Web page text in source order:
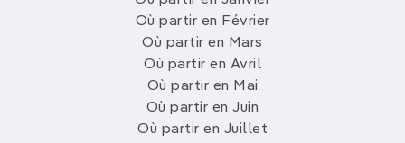
Où partir en Février
Où partir en Mars
Où partir en Avril
Où partir en Mai
Où partir en Juin
Où partir en Juillet